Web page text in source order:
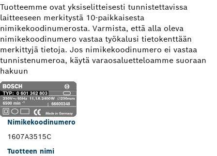
Tuotteemme ovat yksiselitteisesti tunnistettavissa
laitteeseen merkitystä 10-paikkaisesta
nimikekoodinumerosta. Varmista, että alla oleva
nimikekoodinumero vastaa työkalusi tietokenttään
merkittyjä tietoja. Jos nimikekoodinumero ei vastaa
tunnistenumeroa, käytä varaosaluetteloamme suoraan
hakuun
Nimikekoodinumero
1607A3515C
Tuotteen nimi